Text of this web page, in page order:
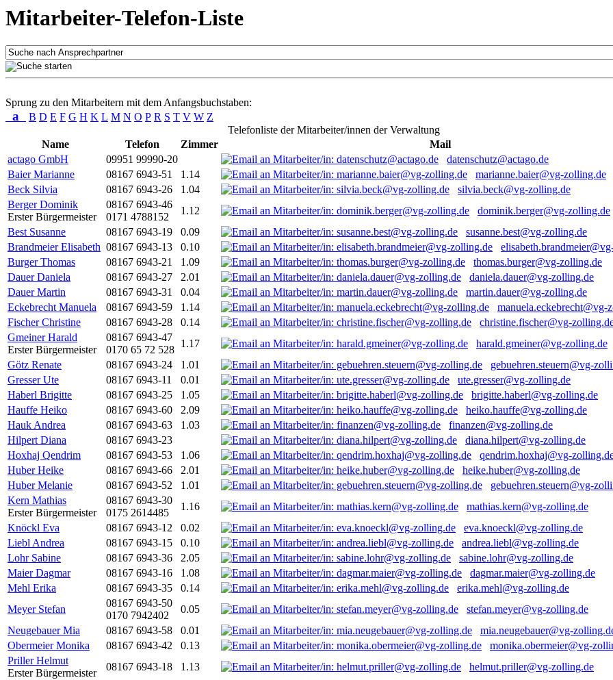
Mitarbeiter-Telefon-Liste
Sprung zu den Mitarbeitern mit dem Anfangsbuchstaben:
a B D E F G H K L M N O P R S T V W Z
Telefonliste der Mitarbeiter/innen der Verwaltung
Name
Telefon Zimmer
Mail
actago GmbH
09951 99990-20
datenschutz@actago.de
Baier Marianne
08167 6943-51 1.14
marianne.baier@vg-zolling.de
Beck Silvia
08167 6943-26 1.04
silvia.beck@vg-zolling.de
Berger Dominik
Erster Bürgermeister
08167 6943-46
0171 4788152
1.12
dominik.berger@vg-zolling.de
Best Susanne
08167 6943-19 0.09
susanne.best@vg-zolling.de
Brandmeier Elisabeth 08167 6943-13 0.10
Burger Thomas
08167 6943-21 1.09
thomas.burger@vg-zolling.de
Dauer Daniela
08167 6943-27 2.01
daniela.dauer@vg-zolling.de
Dauer Martin
08167 6943-31 0.04
martin.dauer@vg-zolling.de
Eckebrecht Manuela
08167 6943-59 1.14
manuela.eckebrecht@vg-
Fischer Christine
08167 6943-28 0.14
christine.fischer@vg-
Gmeiner Harald
Erster Bürgermeister
08167 6943-47
0170 65 72 528
1.17
harald.gmeiner@vg-zolling.de
Götz Renate
08167 6943-24 1.01
gebuehren.steuern@vg-
Gresser Ute
08167 6943-11 0.01
ute.gresser@vg-zolling.de
Haberl Brigitte
08167 6943-25 1.05
brigitte.haberl@vg-zolling.de
Hauffe Heiko
08167 6943-60 2.09
heiko.hauffe@vg-zolling.de
Hauk Andrea
08167 6943-63 1.03
finanzen@vg-zolling.de
Hilpert Diana
08167 6943-23
diana.hilpert@vg-zolling.de
Hoxhaj Qendrim
08167 6943-53 1.06
qendrim.hoxhaj@vg-
Huber Heike
08167 6943-66 2.01
heike.huber@vg-zolling.de
Huber Melanie
08167 6943-52 1.01
gebuehren.steuern@vg-
Kern Mathias
Erster Bürgermeister
08167 6943-30
0175 2614485
1.16
mathias.kern@vg-zolling.de
Knöckl Eva
08167 6943-12 0.02
eva.knoeckl@vg-zolling.de
Liebl Andrea
08167 6943-15 0.10
andrea.liebl@vg-zolling.de
Lohr Sabine
08167 6943-36 2.05
sabine.lohr@vg-zolling.de
Maier Dagmar
08167 6943-16 1.08
dagmar.maier@vg-zolling.de
Mehl Erika
08167 6943-35 0.14
erika.mehl@vg-zolling.de
Meyer Stefan
08167 6943-50
0170 7942402
0.05
stefan.meyer@vg-zolling.de
Neugebauer Mia
08167 6943-58 0.01
mia.neugebauer@vg-
Obermeier Monika
08167 6943-42 0.13
monika.obermeier@vg-
Priller Helmut
Erster Bürgermeister
08167 6943-18 1.13
helmut.priller@vg-zolling.de